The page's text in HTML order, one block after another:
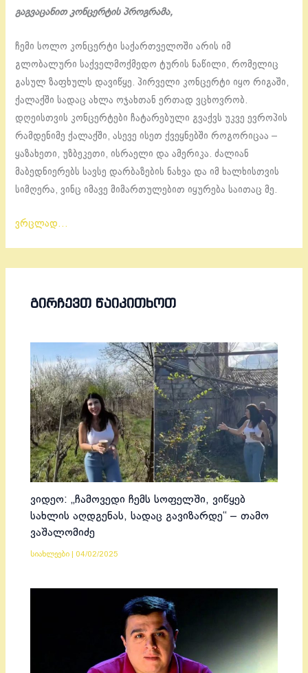
გაგვაცანით კონცერტის პროგრამა,
ჩემი სოლო კონცერტი საქართველოში არის იმ
გლობალური საქველმოქმედო ტურის ნაწილი, რომელიც
გასულ ზაფხულს დავიწყე. პირველი კონცერტი იყო რიგაში,
ქალაქში სადაც ახლა ოჯახთან ერთად ვცხოვრობ.
დღეისთვის კონცერტები ჩატარებული გვაქვს უკვე ევროპის
რამდენიმე ქალაქში, ასევე ისეთ ქვეყნებში როგორიცაა –
ყაზახეთი, უზბეკეთი, ისრაელი და ამერიკა. ძალიან
მაბედნიერებს სავსე დარბაზების ნახვა და იმ ხალხისთვის
სიმღერა, ვინც იმავე მიმართულებით იყურება საითაც მე.
ვრცლად…
ᲒᲘᲠᲩᲔᲕᲗ ᲬᲐᲘᲙᲘᲗᲮᲝᲗ
ვიდეო: „ჩამოვედი ჩემს სოფელში, ვიწყებ
სახლის აღდგენას, სადაც გავიზარდე“ – თამო
ვაშალომიძე
სიახლეები 04/02/2025